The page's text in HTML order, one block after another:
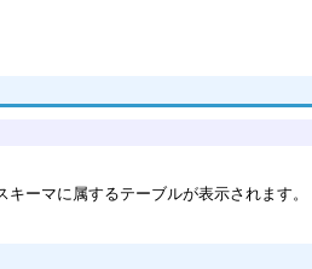
キーマに属するテーブルが表示されます。